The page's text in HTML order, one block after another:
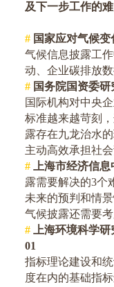
及下一步工作的
# 国家应对气候
气候信息披露工
动、企业碳排放
# 国务院国资委
国际机构对中央
标准越来越苛刻
露存在九龙治水
主动高效承担社
#
上海市经济信
露需要解决的3个
未来的预判和情
气候披露还需要
#
上海环境科学
01
指标理论建设和
度在内的基础指